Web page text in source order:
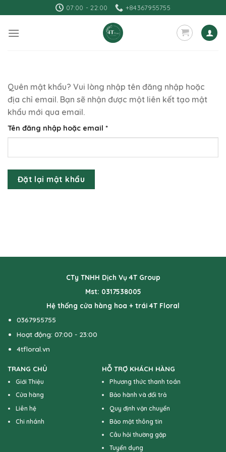
to
content
07:00 - 22:00 +84367955755
Quên mật khẩu? Vui lòng nhập tên đăng nhập hoặc
địa chỉ email. Bạn sẽ nhận được một liên kết tạo mật
khẩu mới qua email.
Tên đăng nhập hoặc email *Bắt
buộc
Đặt lại mật khẩu
CTy TNHH Dịch Vụ 4T Group
Mst: 0317538005
Hệ thống cửa hàng hoa + trái 4T Floral
0367955755
Hoạt động: 07:00 - 23:00
4tfloral.vn
TRANG CHỦ
Giới Thiệu
Cửa hàng
Liên hệ
Chi nhánh
HỖ TRỢ KHÁCH HÀNG
Phương thức thanh toán
Bảo hành và đổi trả
Quy định vận chuyển
Bảo mật thông tin
Câu hỏi thường gặp
Tuyển dụng